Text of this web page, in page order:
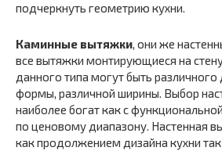
подчеркнуть геометрию кухни.
Каминные вытяжки, они же
все вытяжки монтирующиеся на
данного типа могут быть различного
формы, различной ширины. Выбор
наиболее богат как с
по ценовому диапазону. Настенная
как продолжением дизайна кухни